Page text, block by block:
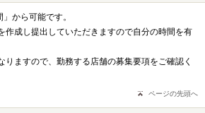
から可能です。
作成し提出していただきますので自分の時間を有
りますので、勤務する店舗の募集要項をご確認く
ページの先頭へ